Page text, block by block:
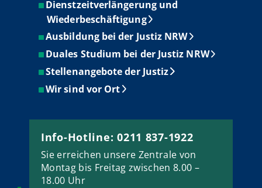
Dienstzeitverlängerung und
Wiederbeschäftigung
Ausbildung bei der Justiz NRW
Duales Studium bei der Justiz NRW
Stellenangebote der Justiz
Wir sind vor Ort
Info-Hotline: 0211 837-1922
Sie erreichen unsere Zentrale von
Montag bis Freitag zwischen 8.00 –
18.00 Uhr